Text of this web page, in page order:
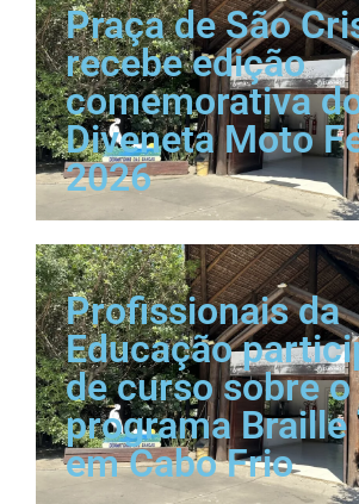
Praça de São
recebe edição
comemorativa
Diveneta Moto
2026
Profissionais da
Educação
de curso sobre o
programa Braille
em Cabo Frio